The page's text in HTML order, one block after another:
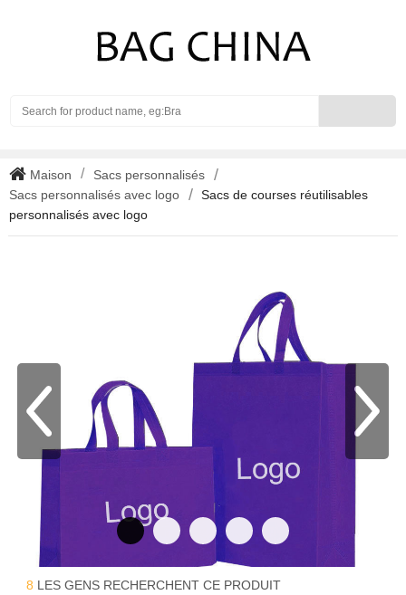
Maison
Sacs personnalisés
Sacs personnalisés avec logo
Sacs de courses réutilisables
personnalisés avec logo
8 LES GENS RECHERCHENT CE PRODUIT